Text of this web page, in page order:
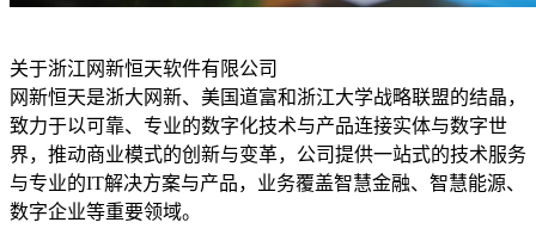
关于浙江网新恒天软件有限公司
网新恒天是浙大网新、美国道富和浙江大学战略联盟的结晶，
致力于以可靠、专业的数字化技术与产品连接实体与数字世
界，推动商业模式的创新与变革，公司提供一站式的技术服务
与专业的IT解决方案与产品，业务覆盖智慧金融、智慧能源、
数字企业等重要领域。